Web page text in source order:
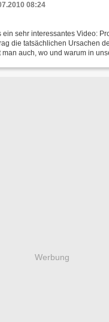
08:24
ein sehr interessantes Video:
die tatsächlichen Ursachen
auch, wo und warum in
Werbung